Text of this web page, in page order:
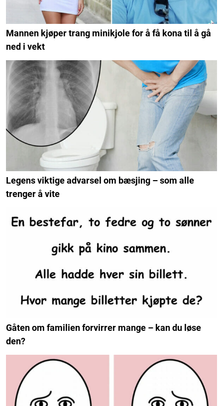
Mannen kjøper trang minikjole for å få kona til å gå
ned i vekt
Legens viktige advarsel om bæsjing – som alle
trenger å vite
Gåten om familien forvirrer mange – kan du løse
den?